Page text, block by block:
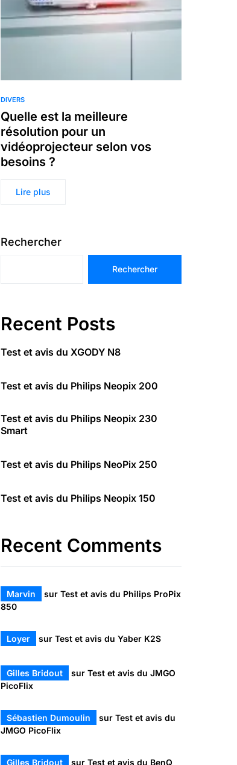
DIVERS
Quelle est la meilleure
résolution pour un
vidéoprojecteur selon vos
besoins ?
Lire plus
Rechercher
Rechercher
Recent Posts
Test et avis du XGODY N8
Test et avis du Philips Neopix 200
Test et avis du Philips Neopix 230
Smart
Test et avis du Philips NeoPix 250
Test et avis du Philips Neopix 150
Recent Comments
Marvin sur Test et avis du Philips ProPix
850
Loyer sur Test et avis du Yaber K2S
Gilles Bridout sur Test et avis du JMGO
PicoFlix
Sébastien Dumoulin sur Test et avis du
JMGO PicoFlix
Gilles Bridout sur Test et avis du BenQ